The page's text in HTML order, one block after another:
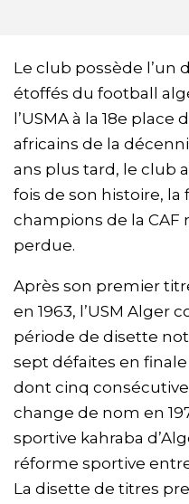
Le club possède l’un
étoffés du football
l’USMA à la 18e
africains de la
ans plus tard, le club
fois de son histoire, la
champions de la
perdue.
Après son premier
en 1963, l’USM Alger
période de disette
sept défaites en finale
dont cinq
change de nom en
sportive kahraba
réforme sportive
La disette de titres